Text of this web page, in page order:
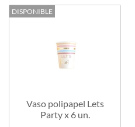
DISPONIBLE
Vaso polipapel Lets
Party x 6 un.